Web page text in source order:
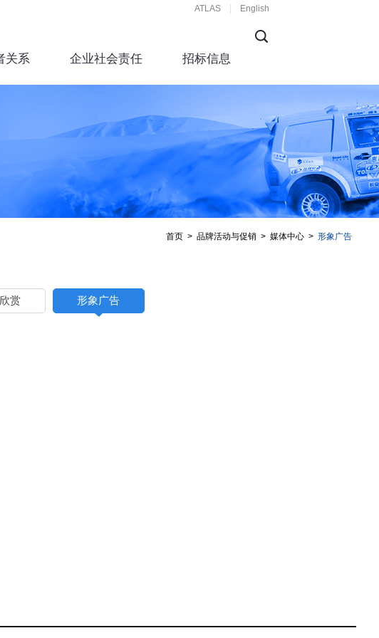
ATLAS English
关系 企业社会责任 招标信息
首页 > 品牌活动与促销 > 媒体中心 > 形象广告
赏 形象广告